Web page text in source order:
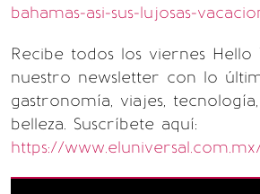
bahamas-asi-sus-lujosas-
Recibe todos los viernes Hello
nuestro newsletter con lo
gastronomía, viajes,
belleza. Suscríbete aquí:
https://